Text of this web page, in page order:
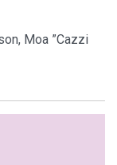
Moa ”Cazzi